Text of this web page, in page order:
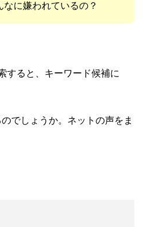
なに嫌われているの？
すると、キーワード候補に
でしょうか。ネットの声をま